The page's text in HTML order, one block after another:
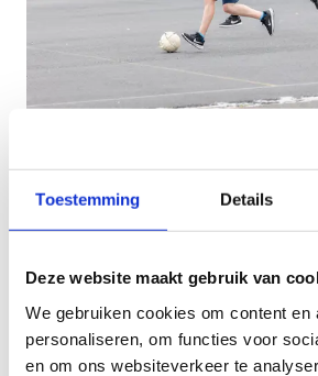
Toestemming Details
Deze website maakt gebruik van
We gebruiken cookies om content en
personaliseren, om functies voor
en om ons websiteverkeer te
Omnisport
Liever op het droge actief bezig
bijSport Vlaanderen!
op verschillende sportveldjes en
Van balsporten en estafettes tot
teamgames – er is voor ieder wat